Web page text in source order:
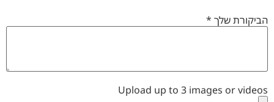
הביקורת שלך *
Upload up to 3 images or videos